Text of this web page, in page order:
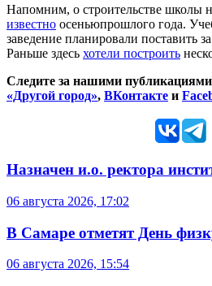
Напомним, о строительстве школы
известно осеньюпрошлого года.
заведение планировали поставить
Раньше здесь хотели построить
Следите за нашими
«Другой город», ВКонтакте и
Назначен и.о. ректора
06 августа 2026, 17:02
В Самаре отметят День
06 августа 2026, 15:54